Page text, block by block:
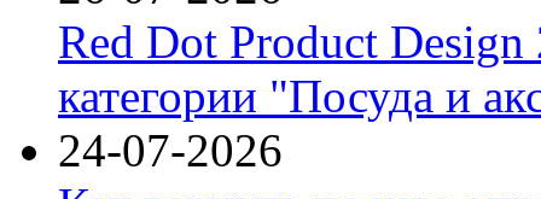
Red Dot Product Design
категории "Посуда и
24-07-2026